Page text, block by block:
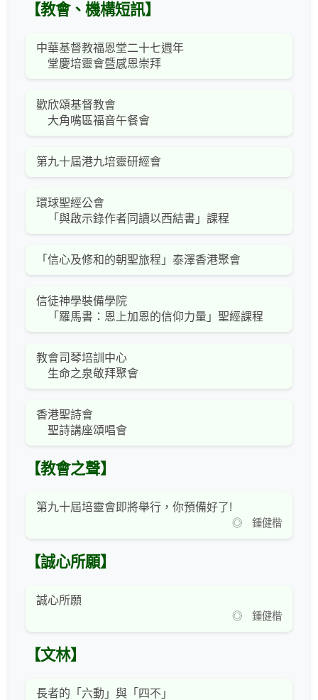
【教會、機構短訊】
中華基督教福恩堂二十七週年
堂慶培靈會暨感恩崇拜
歡欣頌基督教會
大角嘴區福音午餐會
第九十屆港九培靈研經會
環球聖經公會
「與啟示錄作者同讀以西結書」課程
「信心及修和的朝聖旅程」泰澤香港聚會
信徒神學裝備學院
「羅馬書：恩上加恩的信仰力量」聖經課程
教會司琴培訓中心
生命之泉敬拜聚會
香港聖詩會
聖詩講座頌唱會
【教會之聲】
第九十屆培靈會即將舉行，你預備好了!
◎ 鍾健楷
【誠心所願】
誠心所願
◎ 鍾健楷
【文林】
長者的「六動」與「四不」